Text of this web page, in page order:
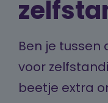
Ben je tussen
voor
beetje extra